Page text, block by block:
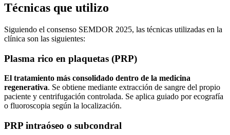
Técnicas que utilizo
Siguiendo el consenso SEMDOR 2025, las técnicas utilizadas en la
clínica son las siguientes:
Plasma rico en plaquetas (PRP)
El tratamiento más consolidado dentro de la medicina
regenerativa. Se obtiene mediante extracción de sangre del propio
paciente y centrifugación controlada. Se aplica guiado por ecografía
o fluoroscopia según la localización.
PRP intraóseo o subcondral